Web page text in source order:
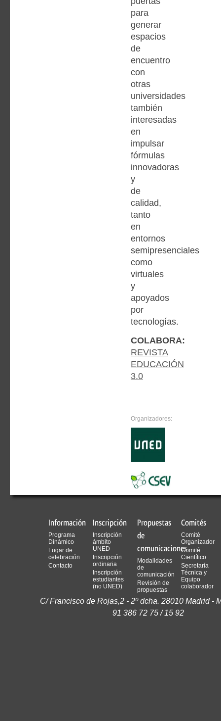
para
generar
espacios
de
encuentro
con
otras
universidades
también
interesadas
en
impulsar
fórmulas
innovadoras
y
de
calidad,
tanto
en
entornos
semipresenciales
como
virtuales
y
apoyados
por
tecnologías.
COLABORA:
REVISTA
EDUCACIÓN
3.0
Organizadores:
Información
Programa
Dinámico
Lugar de
celebración
Contacto
Inscripción
Inscripción
ámbito
UNED
Inscripción
ordinaria
Inscripción
estudiantes
(no UNED)
Propuestas
de
comunicaciones
Modalidades
de
comunicación
Revisión de
propuestas
Comités
Comité
Organizador
Comité
Científico
Secretaría
Técnica y
Equipo
colaborador
C/ Francisco de Rojas,2 - 2º dcha. 28010 Madrid -
91 386 72 75 / 15 92